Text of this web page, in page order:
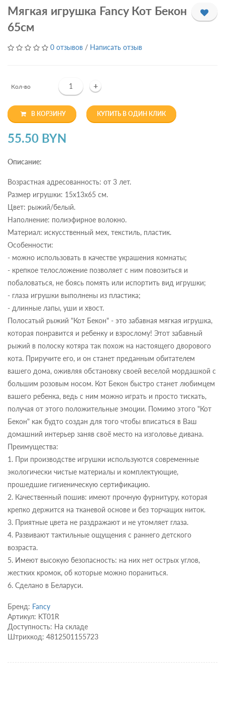
Мягкая игрушка Fancy Кот Бекон
65см
0 отзывов / Написать отзыв
Кол-во +
В КОРЗИНУ КУПИТЬ В ОДИН КЛИК
55.50 BYN
Описание:
Возрастная адресованность: от 3 лет.
Размер игрушки: 15х13х65 см.
Цвет: рыжий/белый.
Наполнение: полиэфирное волокно.
Материал: искусственный мех, текстиль, пластик.
Особенности:
- можно использовать в качестве украшения комнаты;
- крепкое телосложение позволяет с ним повозиться и
побаловаться, не боясь помять или испортить вид игрушки;
- глаза игрушки выполнены из пластика;
- длинные лапы, уши и хвост.
Полосатый рыжий "Кот Бекон" - это забавная мягкая игрушка,
которая понравится и ребенку и взрослому! Этот забавный
рыжий в полоску котяра так похож на настоящего дворового
кота. Приручите его, и он станет преданным обитателем
вашего дома, оживляя обстановку своей веселой мордашкой с
большим розовым носом. Кот Бекон быстро станет любимцем
вашего ребенка, ведь с ним можно играть и просто тискать,
получая от этого положительные эмоции. Помимо этого "Кот
Бекон" как будто создан для того чтобы вписаться в Ваш
домашний интерьер заняв своё место на изголовье дивана.
Преимущества:
1. При производстве игрушки используются современные
экологически чистые материалы и комплектующие,
прошедшие гигиеническую сертификацию.
2. Качественный пошив: имеют прочную фурнитуру, которая
крепко держится на тканевой основе и без торчащих ниток.
3. Приятные цвета не раздражают и не утомляет глаза.
4. Развивают тактильные ощущения с раннего детского
возраста.
5. Имеют высокую безопасность: на них нет острых углов,
жестких кромок, об которые можно пораниться.
6. Сделано в Беларуси.
Бренд: Fancy
Артикул: KT01R
Доступность: На складе
Штрихкод: 4812501155723